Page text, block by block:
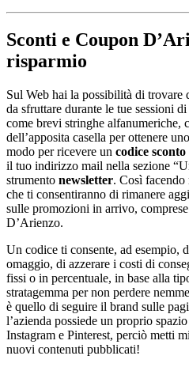
Sconti e Coupon
risparmio
Sul Web hai la possibilità di
da sfruttare durante le tue sessioni
come brevi stringhe alfanumeriche,
dell’apposita casella per ottenere
modo per ricevere un codice
il tuo indirizzo mail nella sezione
strumento newsletter. Così
che ti consentiranno di rimanere
sulle promozioni in arrivo,
D’Arienzo.
Un codice ti consente, ad esempio,
omaggio, di azzerare i costi di
fissi o in percentuale, in base alla
stratagemma per non perdere
è quello di seguire il brand sulle
l’azienda possiede un proprio
Instagram e Pinterest, perciò metti
nuovi contenuti pubblicati!